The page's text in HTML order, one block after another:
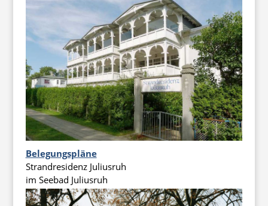
Belegungspläne
Strandresidenz Juliusruh
im Seebad Juliusruh